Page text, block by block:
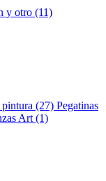
y otro (11)
(27) Pegatinas
Art (1)